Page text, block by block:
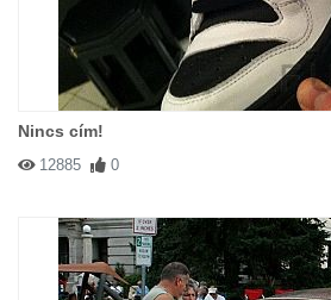
Nincs cím!
12885 0